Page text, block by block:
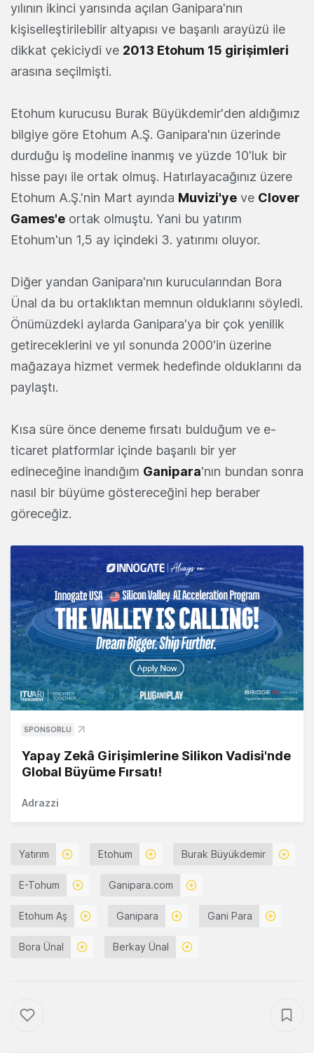
yılının ikinci yarısında açılan Ganipara'nın
kişiselleştirilebilir altyapısı ve başarılı arayüzü ile
dikkat çekiciydi ve 2013 Etohum 15 girişimleri
arasına seçilmişti.
Etohum kurucusu Burak Büyükdemir'den aldığımız
bilgiye göre Etohum A.Ş. Ganipara'nın üzerinde
durduğu iş modeline inanmış ve yüzde 10'luk bir
hisse payı ile ortak olmuş. Hatırlayacağınız üzere
Etohum A.Ş.'nin Mart ayında Muvizi'ye ve Clover
Games'e ortak olmuştu. Yani bu yatırım
Etohum'un 1,5 ay içindeki 3. yatırımı oluyor.
Diğer yandan Ganipara'nın kurucularından Bora
Ünal da bu ortaklıktan memnun olduklarını söyledi.
Önümüzdeki aylarda Ganipara'ya bir çok yenilik
getireceklerini ve yıl sonunda 2000'in üzerine
mağazaya hizmet vermek hedefinde olduklarını da
paylaştı.
Kısa süre önce deneme fırsatı bulduğum ve e-
ticaret platformlar içinde başarılı bir yer
edineceğine inandığım Ganipara'nın bundan sonra
nasıl bir büyüme göstereceğini hep beraber
göreceğiz.
SPONSORLU
Yapay Zekâ Girişimlerine Silikon Vadisi'nde
Global Büyüme Fırsatı!
Adrazzi
Yatırım Etohum Burak Büyükdemir
E-Tohum Ganipara.com
Etohum Aş Ganipara Gani Para
Bora Ünal Berkay Ünal